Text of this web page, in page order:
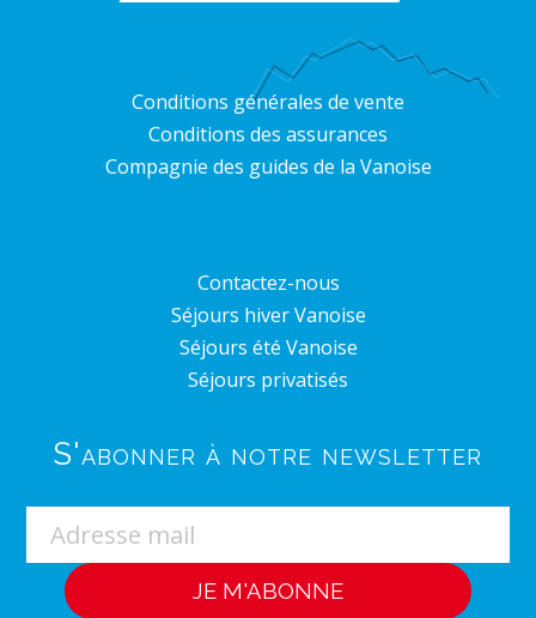
Conditions générales de vente
Conditions des assurances
Compagnie des guides de la Vanoise
Contactez-nous
Séjours hiver Vanoise
Séjours été Vanoise
Séjours privatisés
S'abonner à notre newsletter